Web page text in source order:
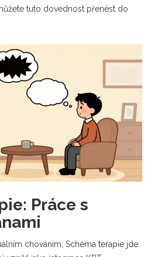
tuto dovednost přenést do
Práce s
chováním, Schéma terapie jde